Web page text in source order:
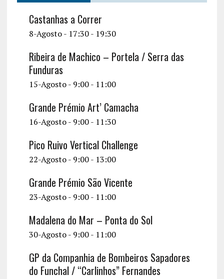
Castanhas a Correr
8-Agosto - 17:30- 19:30
Ribeira de Machico – Portela / Serra das
Funduras
15-Agosto - 9:00- 11:00
Grande Prémio Art’ Camacha
16-Agosto - 9:00- 11:30
Pico Ruivo Vertical Challenge
22-Agosto - 9:00- 13:00
Grande Prémio São Vicente
23-Agosto - 9:00- 11:00
Madalena do Mar – Ponta do Sol
30-Agosto - 9:00- 11:00
GP da Companhia de Bombeiros Sapadores
do Funchal / “Carlinhos” Fernandes